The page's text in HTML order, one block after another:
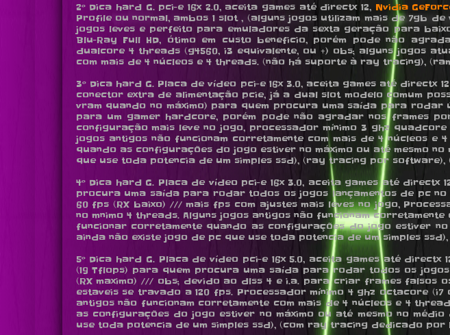
2º Dica hard G. pci-e 16x 2.0, aceita games até directx 12, Nvidia
Profile ou normal, ambos 1 slot , (alguns jogos utilizam mais de 7gb
jogos leves e perfeito para emuladores da sexta geração para
Blu-Ray Full HD, ótimo em custo beneficio, porém pode não
dualcore 4 threads (g4560, i3 equivalente, ou +) obs; alguns jogos
com mais de 4 núcleos e 4 threads. (não há suporte à ray tracing),
3º Dica hard G. Placa de vídeo pci-e 16x 3.0, aceita games até directx 12
conector extra de alimentação pcie, já a dual slot modelo comum
vram quando no máximo) para quem procura uma saída para
para um gamer hardcore, porém pode não agradar nos frames
configuração mais leve no jogo, processador mínimo 3 ghz
jogos antigos não funcionam corretamente com mais de 4 núcleos
quando as configurações do jogo estiver no máximo ou até mesmo
que use toda potencia de um simples ssd), (ray tracing por software),
4º Dica hard G. Placa de vídeo pci-e 16x 3.0, aceita games até directx
procura uma saída para rodar todos os jogos lançamentos de pc
60 fps (RX baixo) /// mais fps com ajustes mais leves no jogo,
no mnimo 4 threads. Alguns jogos antigos não funcionam
funcionar corretamente quando as configurações do jogo estiver
ainda não existe jogo de pc que use toda potencia de um simples
5º Dica hard G. Placa de vídeo pci-e 16x 5.0, aceita games até directx
(19 Tflops) para quem procura uma saída para rodar todos os
(RX maximo) /// obs; devido ao dlss 4 e i.a. para criar frames falsos
estaveis se travado a 120 fps. Processador mínimo 4 ghz octacore
antigos não funcionam corretamente com mais de 4 núcleos e 4
as configurações do jogo estiver no máximo ou até mesmo no
use toda potencia de um simples ssd), (com ray tracing dedicado por